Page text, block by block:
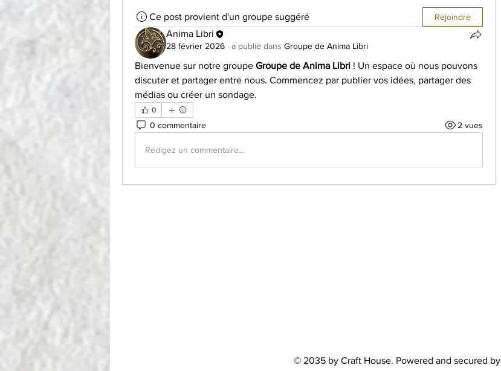
Ce post provient d'un groupe suggéré Rejoindre
Anima Libri
28 février 2026 · a publié dans Groupe de Anima Libri
Bienvenue sur notre groupe Groupe de Anima Libri ! Un espace où nous pouvons
discuter et partager entre nous. Commencez par publier vos idées, partager des
médias ou créer un sondage.
0
0 commentaire 2 vues
Rédigez un commentaire...
© 2035 by Craft House. Powered and secured by